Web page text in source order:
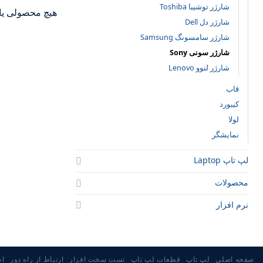
شارژر توشیبا Toshiba
شارژر دل Dell
شارژر سامسونگ Samsung
شارژر سونی Sony
شارژر لنوو Lenovo
قاب
کیبورد
لولا
نمایشگر
لپ تاپ Laptop
محصولات
نرم افزار
هیچ محصولی
صفحه اصلی لپ تاپ قطعات لپ تاپ تست سخت افزار ارتباط از راه دور